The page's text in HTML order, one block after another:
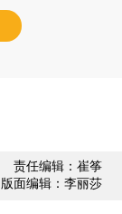
责任编辑：崔筝
版面编辑：李丽莎